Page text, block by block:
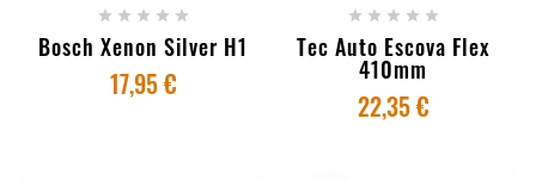
    
Bosch Xenon Silver H1
17,95 €
    
Tec Auto Escova Flex
410mm
22,35 €